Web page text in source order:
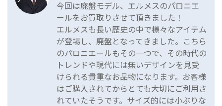
今回は廃盤モデル、エルメスのパロニエ
ールをお買取りさせて頂きました！
エルメスも長い歴史の中で様々なアイテム
が登場し、廃盤となってきました。こちら
のパロニエールもその一つで、その時代の
トレンドや現代には無いデザインを見受
けられる貴重なお品物になります。お客様
はご購入されてからとても大切にご利用さ
れていたそうです。サイズ的には小ぶりな